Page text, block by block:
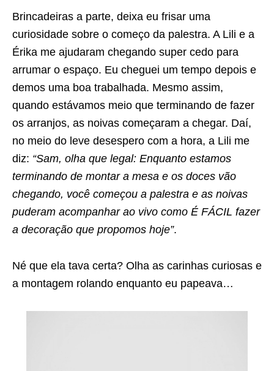
Brincadeiras a parte, deixa eu frisar uma
curiosidade sobre o começo da palestra. A Lili e a
Érika me ajudaram chegando super cedo para
arrumar o espaço. Eu cheguei um tempo depois e
demos uma boa trabalhada. Mesmo assim,
quando estávamos meio que terminando de fazer
os arranjos, as noivas começaram a chegar. Daí,
no meio do leve desespero com a hora, a Lili me
diz: “Sam, olha que legal: Enquanto estamos
terminando de montar a mesa e os doces vão
chegando, você começou a palestra e as noivas
puderam acompanhar ao vivo como É FÁCIL fazer
a decoração que propomos hoje”.
Né que ela tava certa? Olha as carinhas curiosas e
a montagem rolando enquanto eu papeava…